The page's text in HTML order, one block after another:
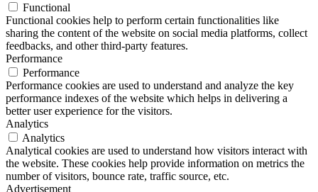
Functional
Functional cookies help to perform certain functionalities like
sharing the content of the website on social media platforms, collect
feedbacks, and other third-party features.
Performance
Performance
Performance cookies are used to understand and analyze the key
performance indexes of the website which helps in delivering a
better user experience for the visitors.
Analytics
Analytics
Analytical cookies are used to understand how visitors interact with
the website. These cookies help provide information on metrics the
number of visitors, bounce rate, traffic source, etc.
Advertisement